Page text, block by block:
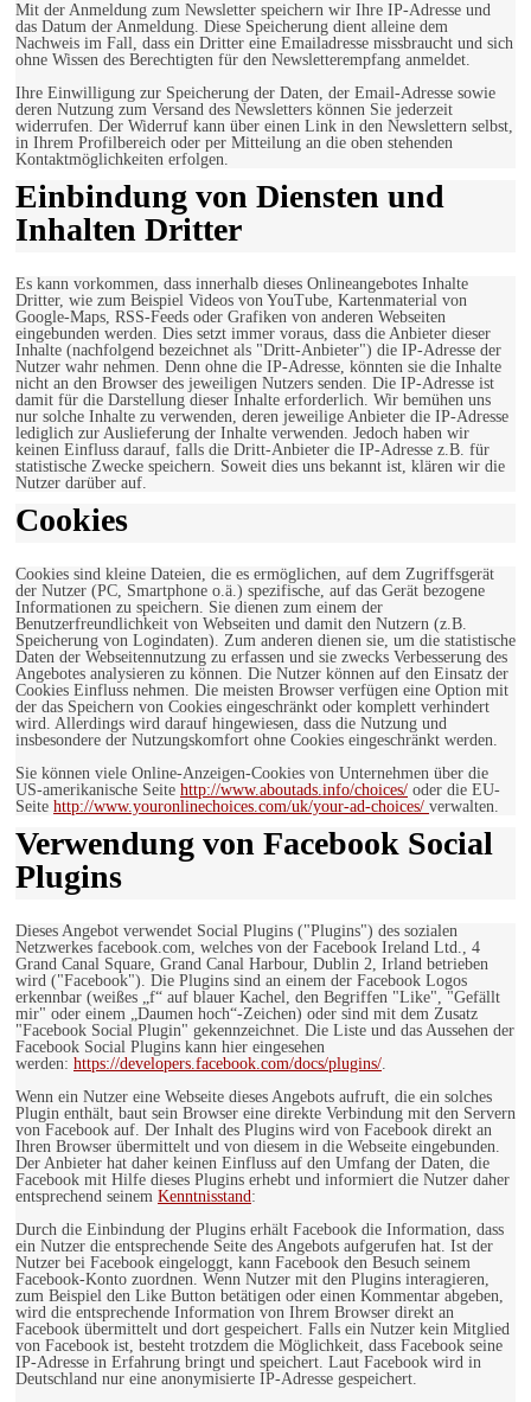
Mit der Anmeldung zum Newsletter speichern wir Ihre IP-Adresse und
das Datum der Anmeldung. Diese Speicherung dient alleine dem
Nachweis im Fall, dass ein Dritter eine Emailadresse missbraucht und sich
ohne Wissen des Berechtigten für den Newsletterempfang anmeldet.
Ihre Einwilligung zur Speicherung der Daten, der Email-Adresse sowie
deren Nutzung zum Versand des Newsletters können Sie jederzeit
widerrufen. Der Widerruf kann über einen Link in den Newslettern selbst,
in Ihrem Profilbereich oder per Mitteilung an die oben stehenden
Kontaktmöglichkeiten erfolgen.
Einbindung von Diensten und
Inhalten Dritter
Es kann vorkommen, dass innerhalb dieses Onlineangebotes Inhalte
Dritter, wie zum Beispiel Videos von YouTube, Kartenmaterial von
Google-Maps, RSS-Feeds oder Grafiken von anderen Webseiten
eingebunden werden. Dies setzt immer voraus, dass die Anbieter dieser
Inhalte (nachfolgend bezeichnet als "Dritt-Anbieter") die IP-Adresse der
Nutzer wahr nehmen. Denn ohne die IP-Adresse, könnten sie die Inhalte
nicht an den Browser des jeweiligen Nutzers senden. Die IP-Adresse ist
damit für die Darstellung dieser Inhalte erforderlich. Wir bemühen uns
nur solche Inhalte zu verwenden, deren jeweilige Anbieter die IP-Adresse
lediglich zur Auslieferung der Inhalte verwenden. Jedoch haben wir
keinen Einfluss darauf, falls die Dritt-Anbieter die IP-Adresse z.B. für
statistische Zwecke speichern. Soweit dies uns bekannt ist, klären wir die
Nutzer darüber auf.
Cookies
Cookies sind kleine Dateien, die es ermöglichen, auf dem Zugriffsgerät
der Nutzer (PC, Smartphone o.ä.) spezifische, auf das Gerät bezogene
Informationen zu speichern. Sie dienen zum einem der
Benutzerfreundlichkeit von Webseiten und damit den Nutzern (z.B.
Speicherung von Logindaten). Zum anderen dienen sie, um die statistische
Daten der Webseitennutzung zu erfassen und sie zwecks Verbesserung des
Angebotes analysieren zu können. Die Nutzer können auf den Einsatz der
Cookies Einfluss nehmen. Die meisten Browser verfügen eine Option mit
der das Speichern von Cookies eingeschränkt oder komplett verhindert
wird. Allerdings wird darauf hingewiesen, dass die Nutzung und
insbesondere der Nutzungskomfort ohne Cookies eingeschränkt werden.
Sie können viele Online-Anzeigen-Cookies von Unternehmen über die
US-amerikanische Seite http://www.aboutads.info/choices/ oder die EU-
Seite http://www.youronlinechoices.com/uk/your-ad-choices/ verwalten.
Verwendung von Facebook Social
Plugins
Dieses Angebot verwendet Social Plugins ("Plugins") des sozialen
Netzwerkes facebook.com, welches von der Facebook Ireland Ltd., 4
Grand Canal Square, Grand Canal Harbour, Dublin 2, Irland betrieben
wird ("Facebook"). Die Plugins sind an einem der Facebook Logos
erkennbar (weißes „f“ auf blauer Kachel, den Begriffen "Like", "Gefällt
mir" oder einem „Daumen hoch“-Zeichen) oder sind mit dem Zusatz
"Facebook Social Plugin" gekennzeichnet. Die Liste und das Aussehen der
Facebook Social Plugins kann hier eingesehen
werden: https://developers.facebook.com/docs/plugins/.
Wenn ein Nutzer eine Webseite dieses Angebots aufruft, die ein solches
Plugin enthält, baut sein Browser eine direkte Verbindung mit den Servern
von Facebook auf. Der Inhalt des Plugins wird von Facebook direkt an
Ihren Browser übermittelt und von diesem in die Webseite eingebunden.
Der Anbieter hat daher keinen Einfluss auf den Umfang der Daten, die
Facebook mit Hilfe dieses Plugins erhebt und informiert die Nutzer daher
entsprechend seinem Kenntnisstand:
Durch die Einbindung der Plugins erhält Facebook die Information, dass
ein Nutzer die entsprechende Seite des Angebots aufgerufen hat. Ist der
Nutzer bei Facebook eingeloggt, kann Facebook den Besuch seinem
Facebook-Konto zuordnen. Wenn Nutzer mit den Plugins interagieren,
zum Beispiel den Like Button betätigen oder einen Kommentar abgeben,
wird die entsprechende Information von Ihrem Browser direkt an
Facebook übermittelt und dort gespeichert. Falls ein Nutzer kein Mitglied
von Facebook ist, besteht trotzdem die Möglichkeit, dass Facebook seine
IP-Adresse in Erfahrung bringt und speichert. Laut Facebook wird in
Deutschland nur eine anonymisierte IP-Adresse gespeichert.